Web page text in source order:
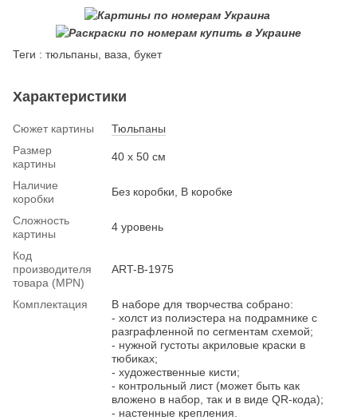
Теги : тюльпаны, ваза, букет
Характеристики
Сюжет картины
Тюльпаны
Размер
картины
40 х 50 см
Наличие
коробки
Без коробки, В коробке
Сложность
картины
4 уровень
Код
производителя
товара (MPN)
ART-B-1975
Комплектация
В наборе для творчества собрано:
- холст из полиэстера на подрамнике с
разграфленной по сегментам схемой;
- нужной густоты акриловые краски в
тюбиках;
- художественные кисти;
- контрольный лист (может быть как
вложено в набор, так и в виде QR-кода);
- настенные крепления.